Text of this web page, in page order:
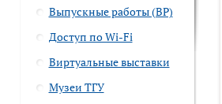
Выпускные работы (ВР)
Доступ по Wi-Fi
Виртуальные выставки
Музеи ТГУ